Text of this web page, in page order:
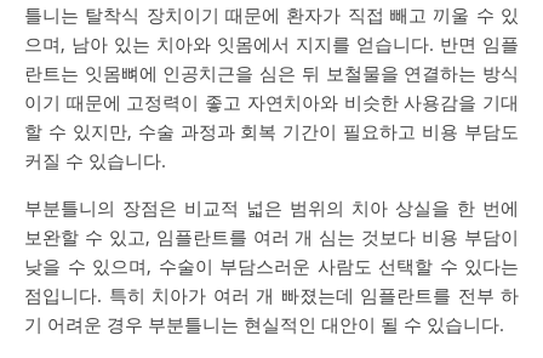
틀니는 탈착식 장치이기 때문에 환자가 직접 빼고 끼울 수 있
으며, 남아 있는 치아와 잇몸에서 지지를 얻습니다. 반면 임플
란트는 잇몸뼈에 인공치근을 심은 뒤 보철물을 연결하는 방식
이기 때문에 고정력이 좋고 자연치아와 비슷한 사용감을 기대
할 수 있지만, 수술 과정과 회복 기간이 필요하고 비용 부담도
커질 수 있습니다.
부분틀니의 장점은 비교적 넓은 범위의 치아 상실을 한 번에
보완할 수 있고, 임플란트를 여러 개 심는 것보다 비용 부담이
낮을 수 있으며, 수술이 부담스러운 사람도 선택할 수 있다는
점입니다. 특히 치아가 여러 개 빠졌는데 임플란트를 전부 하
기 어려운 경우 부분틀니는 현실적인 대안이 될 수 있습니다.